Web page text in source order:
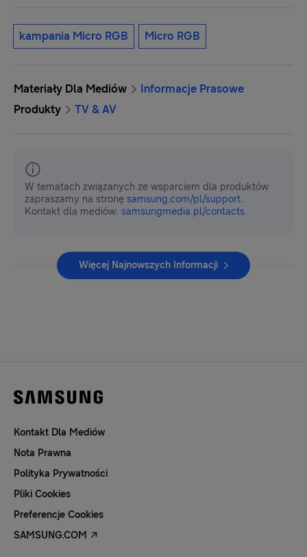
kampania Micro RGB Micro RGB
Materiały Dla Mediów
Informacje Prasowe
Produkty
TV & AV
W tematach związanych ze wsparciem dla produktów
zapraszamy na stronę samsung.com/pl/support.
Kontakt dla mediów: samsungmedia.pl/contacts.
Więcej Najnowszych Informacji
Kontakt Dla Mediów
Nota Prawna
Polityka Prywatności
Pliki Cookies
Preferencje Cookies
SAMSUNG.COM